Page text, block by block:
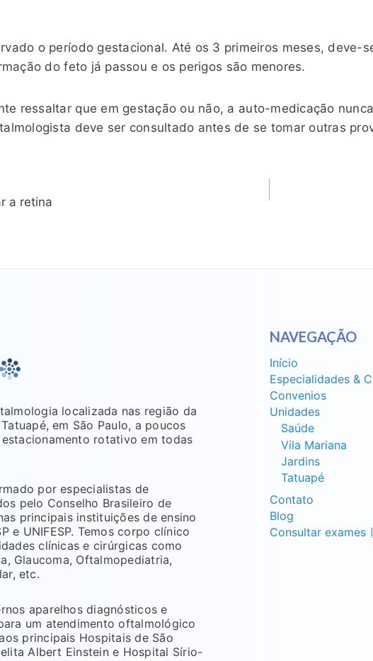
o período gestacional. Até os 3 primeiros meses, deve-
do feto já passou e os perigos são menores.
ressaltar que em gestação ou não, a auto-medicação
deve ser consultado antes de se tomar outras
a retina
localizada nas região da
em São Paulo, a poucos
rotativo em todas
por especialistas de
pelo Conselho Brasileiro de
principais instituições de ensino
e UNIFESP. Temos corpo clínico
clínicas e cirúrgicas como
Glaucoma, Oftalmopediatria,
etc.
aparelhos diagnósticos e
um atendimento oftalmológico
principais Hospitais de São
Albert Einstein e Hospital Sírio-
NAVEGAÇÃO
Início
Especialidades &
Convenios
Unidades
Saúde
Vila Mariana
Jardins
Tatuapé
Contato
Blog
Consultar exames